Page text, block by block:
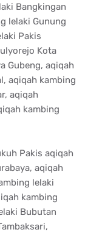
Bangkingan
lelaki Gunung
Pakis
Kota
Gubeng, aqiqah
aqiqah kambing
aqiqah
kambing
Pakis aqiqah
aqiqah
lelaki
kambing
Bubutan